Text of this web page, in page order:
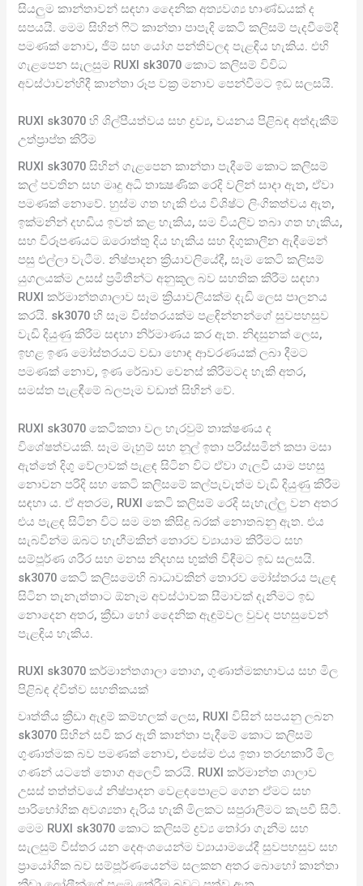
සියලුම කාන්තාවන් සඳහා දෛනික අත්‍යවශ්‍ය භාණ්ඩයක් ද
සපයයි. මෙම සිහින් ෆිට් කාන්තා පාපැදි කෙටි කලිසම් පැදවීමේදී
පමණක් නොව, ජිම් සහ යෝග පන්තිවලද පැළඳිය හැකිය. එහි
ගැළපෙන සැලසුම RUXI sk3070 කොට කලිසම් විවිධ
අවස්ථාවන්හිදී කාන්තා රූප වක්‍ර මනාව පෙන්වීමට ඉඩ සලසයි.
RUXI sk3070 හි ශිල්පීයත්වය සහ ද්‍රව්‍ය, වයනය පිළිබඳ අත්දැකීම්
උත්ප්‍රාප්ත කිරීම
RUXI sk3070 සිහින් ගැළපෙන කාන්තා පැදීමේ කොට කලිසම්
කල් පවතින සහ මෘදු අධි තාක්‍ෂණික රෙදි වලින් සාදා ඇත, ඒවා
පමණක් නොවේ. හුස්ම ගත හැකි එය විශිෂ්ට ලිංගිකත්වය ඇත,
ඉක්මනින් දහඩිය ඉවත් කළ හැකිය, සම වියලිව තබා ගත හැකිය,
සහ විරූපණයට ඔරොත්තු දිය හැකිය සහ දිගුකාලීන ඇඳීමෙන්
පසු එල්ලා වැටීම. නිෂ්පාදන ක්‍රියාවලියේදී, සෑම කෙටි කලිසම්
යුගලයක්ම උසස් ප්‍රමිතීන්ට අනුකූල බව සහතික කිරීම සඳහා
RUXI කර්මාන්තශාලාව සෑම ක්‍රියාවලියක්ම දැඩි ලෙස පාලනය
කරයි. sk3070 හි සෑම විස්තරයක්ම පළඳින්නන්ගේ සුවපහසුව
වැඩි දියුණු කිරීම සඳහා නිර්මාණය කර ඇත. නිදසුනක් ලෙස,
ඉහළ ඉණ මෝස්තරයට වඩා හොඳ ආවරණයක් ලබා දීමට
පමණක් නොව, ඉණ රේඛාව වෙනස් කිරීමටද හැකි අතර,
සමස්ත පැළඳීමේ බලපෑම වඩාත් සිහින් වේ.
RUXI sk3070 කෙටිකතා වල හැරවුම් තාක්ෂණය ද
විශේෂත්වයකි. සෑම මැහුම් සහ නූල් ඉතා පරිස්සමින් කපා මසා
ඇත්තේ දිගු වේලාවක් පැළඳ සිටින විට ඒවා ගැලවී යාම පහසු
නොවන පරිදි සහ කෙටි කලිසමේ කල්පැවැත්ම වැඩි දියුණු කිරීම
සඳහා ය. ඒ අතරම, RUXI කෙටි කලිසම් රෙදි සැහැල්ලු වන අතර
එය පැළඳ සිටින විට සම මත කිසිදු බරක් නොතබනු ඇත. එය
සැබවින්ම ඔබට හැඟීමකින් තොරව ව්‍යායාම කිරීමට සහ
සම්පූර්ණ ශරීර සහ මනස නිදහස භුක්ති විඳීමට ඉඩ සලසයි.
sk3070 කෙටි කලිසමෙහි බාධාවකින් තොරව මෝස්තරය පැළඳ
සිටින තැනැත්තාට ඕනෑම අවස්ථාවක සීමාවක් දැනීමට ඉඩ
නොදෙන අතර, ක්‍රීඩා හෝ දෛනික ඇඳුම්වල වුවද පහසුවෙන්
පැළඳිය හැකිය.
RUXI sk3070 කර්මාන්තශාලා තොග, ගුණාත්මකභාවය සහ මිල
පිළිබඳ ද්විත්ව සහතිකයක්
වෘත්තීය ක්‍රීඩා ඇඳුම් කම්හලක් ලෙස, RUXI විසින් සපයනු ලබන
sk3070 සිහින් සවි කර ඇති කාන්තා පැදීමේ කොට කලිසම්
ගුණාත්මක බව පමණක් නොව, එසේම එය ඉතා තරඟකාරී මිල
ගණන් යටතේ තොග අලෙවි කරයි. RUXI කර්මාන්ත ශාලාව
උසස් තත්ත්වයේ නිෂ්පාදන වෙළඳපොළට ගෙන ඒමට සහ
පාරිභෝගික අවශ්‍යතා දැරිය හැකි මිලකට සපුරාලීමට කැපවී සිටී.
මෙම RUXI sk3070 කොට කලිසම් ද්‍රව්‍ය තෝරා ගැනීම සහ
සැලසුම් විස්තර යන දෙඅංශයෙන්ම ව්‍යායාමයේදී සුවපහසුව සහ
ප්‍රායෝගික බව සම්පූර්ණයෙන්ම සලකන අතර බොහෝ කාන්තා